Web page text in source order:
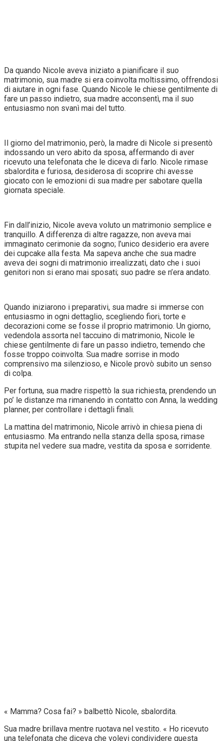
Da quando Nicole aveva iniziato a pianificare il suo
matrimonio, sua madre si era coinvolta moltissimo, offrendosi
di aiutare in ogni fase. Quando Nicole le chiese gentilmente di
fare un passo indietro, sua madre acconsentì, ma il suo
entusiasmo non svanì mai del tutto.
Il giorno del matrimonio, però, la madre di Nicole si presentò
indossando un vero abito da sposa, affermando di aver
ricevuto una telefonata che le diceva di farlo. Nicole rimase
sbalordita e furiosa, desiderosa di scoprire chi avesse
giocato con le emozioni di sua madre per sabotare quella
giornata speciale.
Fin dall’inizio, Nicole aveva voluto un matrimonio semplice e
tranquillo. A differenza di altre ragazze, non aveva mai
immaginato cerimonie da sogno; l’unico desiderio era avere
dei cupcake alla festa. Ma sapeva anche che sua madre
aveva dei sogni di matrimonio irrealizzati, dato che i suoi
genitori non si erano mai sposati; suo padre se n’era andato.
Quando iniziarono i preparativi, sua madre si immerse con
entusiasmo in ogni dettaglio, scegliendo fiori, torte e
decorazioni come se fosse il proprio matrimonio. Un giorno,
vedendola assorta nel taccuino di matrimonio, Nicole le
chiese gentilmente di fare un passo indietro, temendo che
fosse troppo coinvolta. Sua madre sorrise in modo
comprensivo ma silenzioso, e Nicole provò subito un senso
di colpa.
Per fortuna, sua madre rispettò la sua richiesta, prendendo un
po’ le distanze ma rimanendo in contatto con Anna, la wedding
planner, per controllare i dettagli finali.
La mattina del matrimonio, Nicole arrivò in chiesa piena di
entusiasmo. Ma entrando nella stanza della sposa, rimase
stupita nel vedere sua madre, vestita da sposa e sorridente.
« Mamma? Cosa fai? » balbettò Nicole, sbalordita.
Sua madre brillava mentre ruotava nel vestito. « Ho ricevuto
una telefonata che diceva che volevi condividere questa